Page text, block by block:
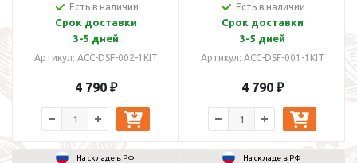
дозирующее кольцо
(Трихтер) Хром
Есть в наличии
Срок доставки
3-5 дней
Артикул: ACC-DSF-002-1KIT
4 790 ₽
дозирующее кольцо
(Трихтер) Черный
Есть в наличии
Срок доставки
3-5 дней
Артикул: ACC-DSF-001-1KIT
4 790 ₽
На складе в РФ На складе в РФ